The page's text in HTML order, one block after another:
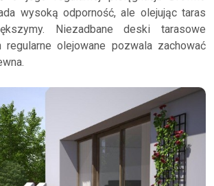
wysoką odporność, ale olejując taras
Niezadbane deski tarasowe
olejowane pozwala zachować